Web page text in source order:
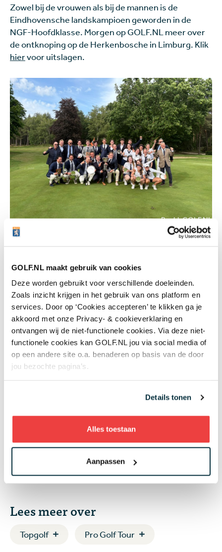
GOLF.NL maakt gebruik van cookies
Deze worden gebruikt voor verschillende doeleinden.
Zoals inzicht krijgen in het gebruik van ons platform en
services. Door op ‘Cookies accepteren’ te klikken ga je
akkoord met onze Privacy- & cookieverklaring en
ontvangen wij de niet-functionele cookies. Via deze niet-
functionele cookies kan GOLF.NL jou via social media of
op een andere site o.a. benaderen op basis van de door
jou bezochte pagina’s.
Details tonen
Alles toestaan
Aanpassen
Zowel bij de vrouwen als bij de mannen is de
Eindhovensche landskampioen geworden in de
NGF-Hoofdklasse. Morgen op GOLF.NL meer over
de ontknoping op de Herkenbosche in Limburg. Klik
hiervoor uitslagen.
Beeld: GOLF.NL
Gerelateerd
Dario Antonisse wint weer op
ProGolf Tour en heeft promotie
naar HotelPlanner Tour al bijna
binnen: 'Alles viel op zijn plek'
Amateurs in het KLM Open: van
de eerste winnaars tot het
Nederlandse sprookje waar
Lees meer over
Topgolf Pro Golf Tour